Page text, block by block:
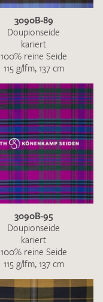
3090B-89
Doupionseide
kariert
100% reine Seide
115 g/lfm, 137 cm
3090B-95
Doupionseide
kariert
100% reine Seide
115 g/lfm, 137 cm